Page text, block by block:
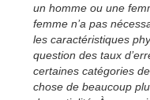
un homme ou une
femme n’a pas
les caractéristiques
question des taux
certaines catégories
chose de beaucoup